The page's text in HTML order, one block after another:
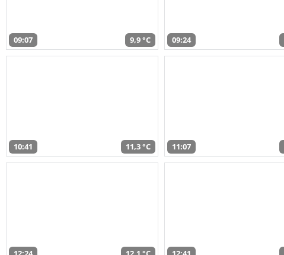
09:07 9,9 °C 09:24
10:41 11,3 °C 11:07